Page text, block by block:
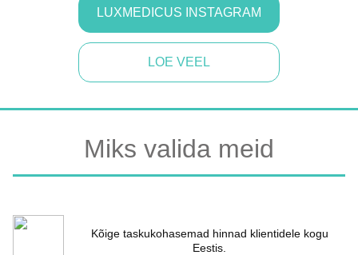
LUXMEDICUS INSTAGRAM
LOE VEEL
Miks valida meid
Kõige taskukohasemad hinnad klientidele kogu
Eestis.